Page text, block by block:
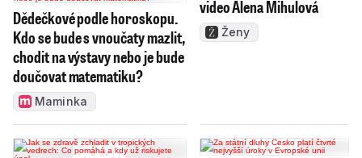
Dědečkové podle horoskopu.
Kdo se bude s vnoučaty mazlit,
chodit na výstavy nebo je bude
doučovat matematiku?
Maminka
video Alena Mihulová
Ženy